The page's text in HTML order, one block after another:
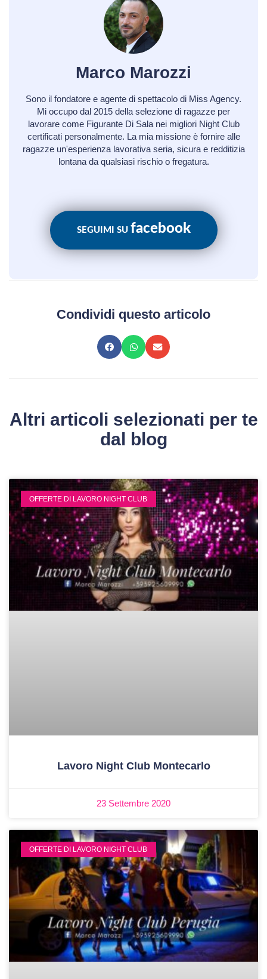
Marco Marozzi
Sono il fondatore e agente di spettacolo di Miss Agency.
Mi occupo dal 2015 della selezione di ragazze per
lavorare come Figurante Di Sala nei migliori Night Club
certificati personalmente. La mia missione è fornire alle
ragazze un'esperienza lavorativa seria, sicura e redditizia
lontana da qualsiasi rischio o fregatura.
SEGUIMI SU facebook
Condividi questo articolo
Altri articoli selezionati per te
dal blog
OFFERTE DI LAVORO NIGHT CLUB
Lavoro Night Club Montecarlo
23 Settembre 2020
OFFERTE DI LAVORO NIGHT CLUB